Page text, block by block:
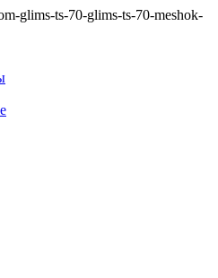
glims-ts-70-glims-ts-70-meshok-